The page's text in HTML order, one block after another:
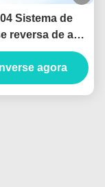
Sistema de
reversa de aço
1500L/H para
de água de
e bebidas
agora